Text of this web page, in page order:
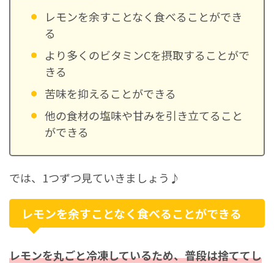
レモンを余すことなく食べることができ
る
より多くのビタミンCを摂取することがで
きる
苦味を抑えることができる
他の食材の塩味や甘みを引き立てること
ができる
では、1つずつ見ていきましょう♪
レモンを余すことなく食べることができる
レモンを丸ごと冷凍しているため、普段は捨ててし